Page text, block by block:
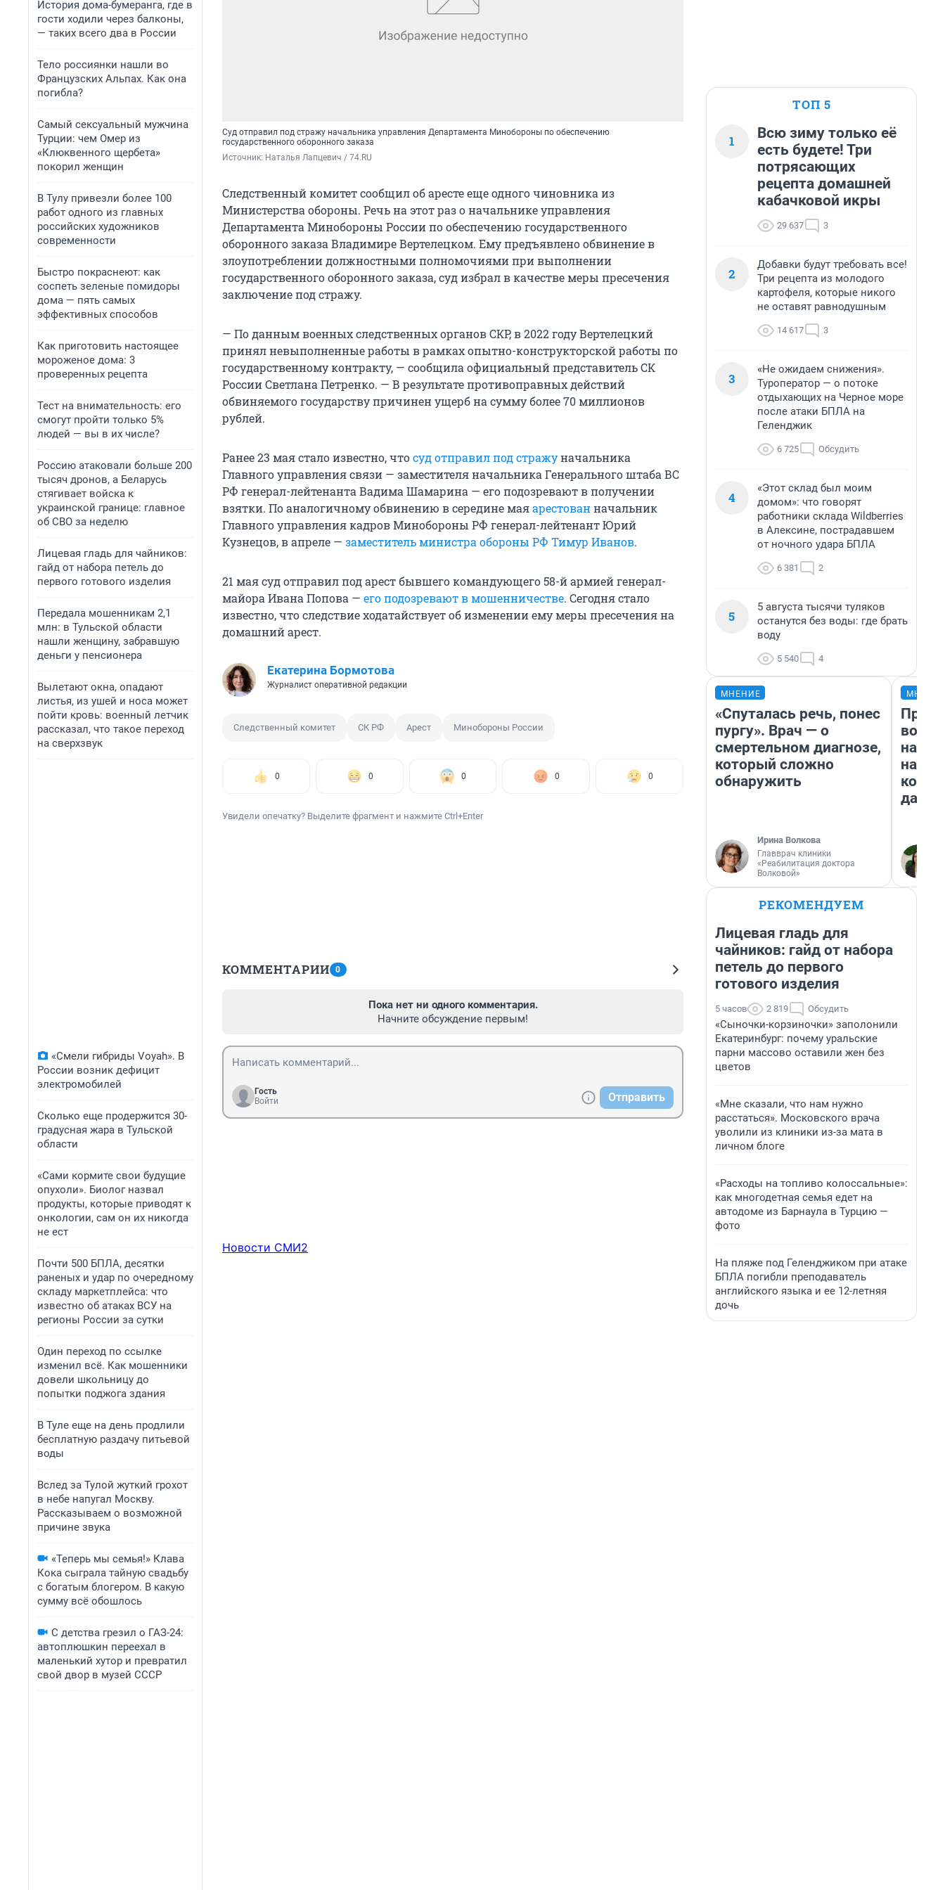
История дома-бумеранга, где в
гости ходили через балконы,
— таких всего два в России
Тело россиянки нашли во
Французских Альпах. Как она
погибла?
Самый сексуальный мужчина
Турции: чем Омер из
«Клюквенного щербета»
покорил женщин
В Тулу привезли более 100
работ одного из главных
российских художников
современности
Быстро покраснеют: как
соспеть зеленые помидоры
дома — пять самых
эффективных способов
Как приготовить настоящее
мороженое дома: 3
проверенных рецепта
Тест на внимательность: его
смогут пройти только 5%
людей — вы в их числе?
Россию атаковали больше 200
тысяч дронов, а Беларусь
стягивает войска к
украинской границе: главное
об СВО за неделю
Лицевая гладь для чайников:
гайд от набора петель до
первого готового изделия
Передала мошенникам 2,1
млн: в Тульской области
нашли женщину, забравшую
деньги у пенсионера
Вылетают окна, опадают
листья, из ушей и носа может
пойти кровь: военный летчик
рассказал, что такое переход
на сверхзвук
«Смели гибриды Voyah». В
России возник дефицит
электромобилей
Сколько еще продержится 30-
градусная жара в Тульской
области
«Сами кормите свои будущие
опухоли». Биолог назвал
продукты, которые приводят к
онкологии, сам он их никогда
не ест
Почти 500 БПЛА, десятки
раненых и удар по очередному
складу маркетплейса: что
известно об атаках ВСУ на
регионы России за сутки
Один переход по ссылке
изменил всё. Как мошенники
довели школьницу до
попытки поджога здания
В Туле еще на день продлили
бесплатную раздачу питьевой
воды
Вслед за Тулой жуткий грохот
в небе напугал Москву.
Рассказываем о возможной
причине звука
«Теперь мы семья!» Клава
Кока сыграла тайную свадьбу
с богатым блогером. В какую
сумму всё обошлось
С детства грезил о ГАЗ-24:
автоплюшкин переехал в
маленький хутор и превратил
свой двор в музей СССР
Суд отправил под стражу начальника управления Департамента Минобороны по обеспечению
государственного оборонного заказа
Источник: Наталья Лапцевич / 74.RU
Следственный комитет сообщил об аресте еще одного чиновника из
Министерства обороны. Речь на этот раз о начальнике управления
Департамента Минобороны России по обеспечению государственного
оборонного заказа Владимире Вертелецком. Ему предъявлено обвинение в
злоупотреблении должностными полномочиями при выполнении
государственного оборонного заказа, суд избрал в качестве меры пресечения
заключение под стражу.
— По данным военных следственных органов СКР, в 2022 году Вертелецкий
принял невыполненные работы в рамках опытно-конструкторской работы по
государственному контракту, — сообщила официальный представитель СК
России Светлана Петренко. — В результате противоправных действий
обвиняемого государству причинен ущерб на сумму более 70 миллионов
рублей.
Ранее 23 мая стало известно, чтосуд отправил под стражуначальника
Главного управления связи — заместителя начальника Генерального штаба ВС
РФ генерал-лейтенанта Вадима Шамарина — его подозревают в получении
взятки. По аналогичному обвинению в середине маяарестованначальник
Главного управления кадров Минобороны РФ генерал-лейтенант Юрий
Кузнецов, в апреле — заместитель министра обороны РФ Тимур Иванов.
21 мая суд отправил под арест бывшего командующего 58-й армией генерал-
майора Ивана Попова — его подозревают в мошенничестве. Сегодня стало
известно, что следствие ходатайствует об изменении ему меры пресечения на
домашний арест.
Екатерина Бормотова
Журналист оперативной редакции
Следственный комитет СК РФ Арест Минобороны России
0 0 0 0 0
Увидели опечатку? Выделите фрагмент и нажмите Ctrl+Enter
КОММЕНТАРИИ 0
Пока нет ни одного комментария.
Начните обсуждение первым!
Гость
Войти
Отправить
Новости СМИ2
ТОП 5
1
Всю зиму только её
есть будете! Три
потрясающих
рецепта домашней
кабачковой икры
29 637 3
2
Добавки будут требовать все!
Три рецепта из молодого
картофеля, которые никого
не оставят равнодушным
14 617 3
3
«Не ожидаем снижения».
Туроператор — о потоке
отдыхающих на Черное море
после атаки БПЛА на
Геленджик
6 725 Обсудить
4
«Этот склад был моим
домом»: что говорят
работники склада Wildberries
в Алексине, пострадавшем
от ночного удара БПЛА
6 381 2
5
5 августа тысячи туляков
останутся без воды: где брать
воду
5 540 4
МНЕНИЕ
«Спуталась речь, понес
пургу». Врач — о
смертельном диагнозе,
который сложно
обнаружить
Ирина Волкова
Главврач клиники
«Реабилитация доктора
Волковой»
нам
даже
РЕКОМЕНДУЕМ
Лицевая гладь для
чайников: гайд от набора
петель до первого
готового изделия
5 часов 2 819 Обсудить
«Сыночки-корзиночки» заполонили
Екатеринбург: почему уральские
парни массово оставили жен без
цветов
«Мне сказали, что нам нужно
расстаться». Московского врача
уволили из клиники из-за мата в
личном блоге
«Расходы на топливо колоссальные»:
как многодетная семья едет на
автодоме из Барнаула в Турцию —
фото
На пляже под Геленджиком при атаке
БПЛА погибли преподаватель
английского языка и ее 12-летняя
дочь